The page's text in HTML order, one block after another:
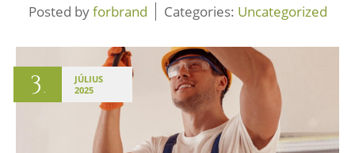
Posted byforbrand Categories: Uncategorized
3 .
JÚLIUS
2025